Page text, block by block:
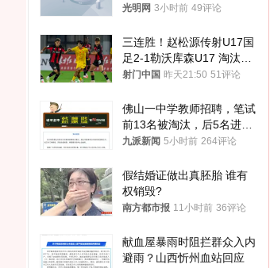
接受只能辞职
光明网 3小时前 49评论
三连胜！赵松源传射U17国
足2-1勒沃库森U17 淘汰赛
将战河床
射门中国 昨天21:50 51评论
佛山一中学教师招聘，笔试
前13名被淘汰，后5名进体
检，被疑萝卜岗，官方通
九派新闻 5小时前 264评论
假结婚证做出真胚胎 谁有
权销毁?
南方都市报 11小时前 36评论
献血屋暴雨时阻拦群众入内
避雨？山西忻州血站回应